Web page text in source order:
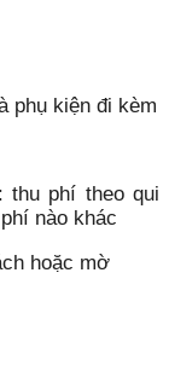
phụ kiện đi kèm
thu phí theo qui
nào khác
hoặc mờ